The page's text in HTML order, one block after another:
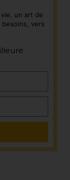
un art de
vers